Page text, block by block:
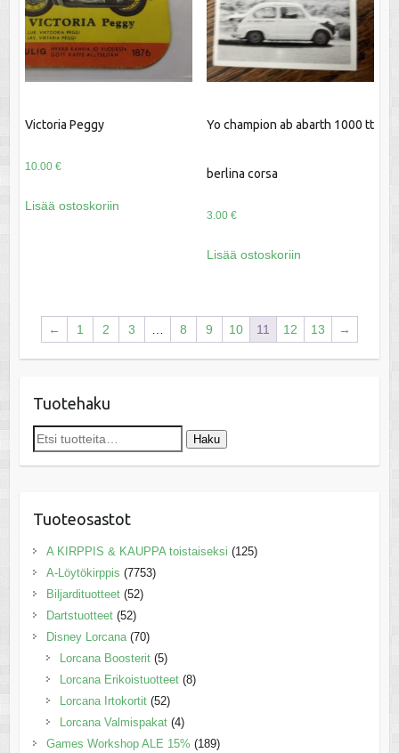
Victoria Peggy
10.00 €
Lisää ostoskoriin
Yo champion ab abarth 1000 tt
berlina corsa
3.00 €
Lisää ostoskoriin
← 1 2 3 8 9 10 11 12 13 →
Tuotehaku
Etsi: Haku
Tuoteosastot
A KIRPPIS & KAUPPA toistaiseksi (125)
A-Löytökirppis (7753)
Biljardituotteet (52)
Dartstuotteet (52)
Disney Lorcana (70)
Lorcana Boosterit (5)
Lorcana Erikoistuotteet (8)
Lorcana Irtokortit (52)
Lorcana Valmispakat (4)
Games Workshop ALE 15% (189)